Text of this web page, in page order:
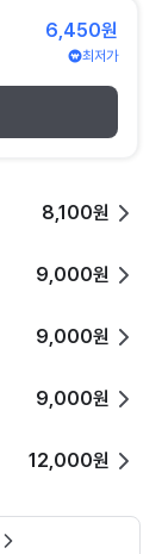
6,450원
최저가
8,100원
9,000원
9,000원
9,000원
12,000원